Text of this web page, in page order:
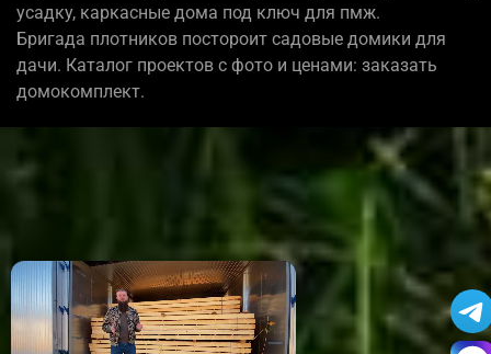
усадку, каркасные дома под ключ для пмж.
Бригада плотников постороит садовые домики для
дачи. Каталог проектов с фото и ценами: заказать
домокомплект.